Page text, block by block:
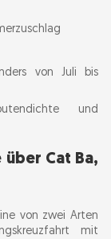
von Juli bis
und
über Cat Ba,
von zwei Arten
mit